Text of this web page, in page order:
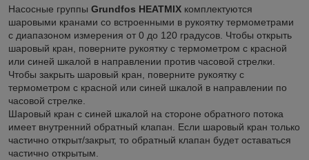
Насосные группы Grundfos HEATMIX комплектуются
шаровыми кранами со встроенными в рукоятку термометрами
с диапазоном измерения от 0 до 120 градусов. Чтобы открыть
шаровый кран, поверните рукоятку с термометром с красной
или синей шкалой в направлении против часовой стрелки.
Чтобы закрыть шаровый кран, поверните рукоятку с
термометром с красной или синей шкалой в направлении по
часовой стрелке.
Шаровый кран с синей шкалой на стороне обратного потока
имеет внутренний обратный клапан. Если шаровый кран только
частично открыт/закрыт, то обратный клапан будет оставаться
частично открытым.